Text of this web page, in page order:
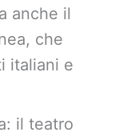
anche il
che
italiani e
il teatro